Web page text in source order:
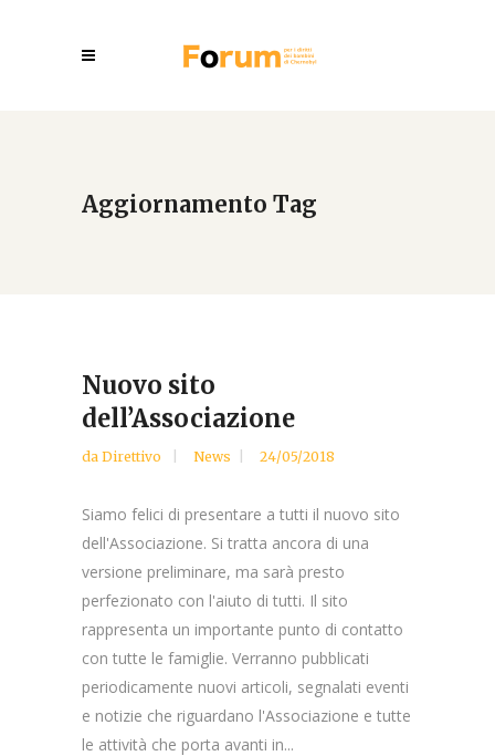
Aggiornamento Tag
Nuovo sito
dell’Associazione
da Direttivo News 24/05/2018
Siamo felici di presentare a tutti il nuovo sito
dell'Associazione. Si tratta ancora di una
versione preliminare, ma sarà presto
perfezionato con l'aiuto di tutti. Il sito
rappresenta un importante punto di contatto
con tutte le famiglie. Verranno pubblicati
periodicamente nuovi articoli, segnalati eventi
e notizie che riguardano l'Associazione e tutte
le attività che porta avanti in...